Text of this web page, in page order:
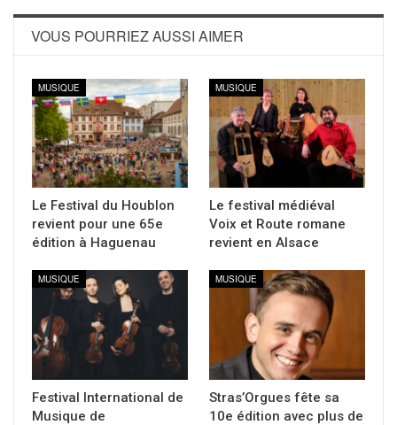
VOUS POURRIEZ AUSSI AIMER
MUSIQUE
Le Festival du Houblon
revient pour une 65e
édition à Haguenau
MUSIQUE
Le festival médiéval
Voix et Route romane
revient en Alsace
MUSIQUE
Festival International de
Musique de
MUSIQUE
Stras’Orgues fête sa
10e édition avec plus de